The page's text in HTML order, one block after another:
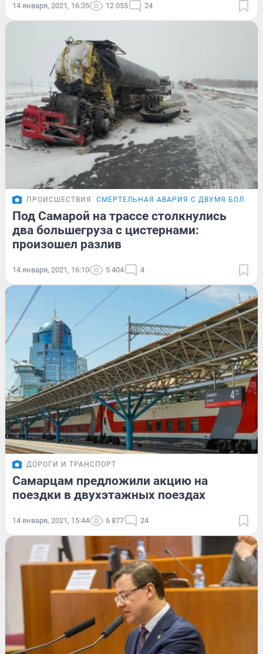
14 января, 2021, 16:35 12 055 24
ПРОИСШЕСТВИЯ СМЕРТЕЛЬНАЯ АВАРИЯ С ДВУМЯ
Под Самарой на трассе столкнулись
два большегруза с цистернами:
произошел разлив
14 января, 2021, 16:10 5 404 4
ДОРОГИ И ТРАНСПОРТ
Самарцам предложили акцию на
поездки в двухэтажных поездах
14 января, 2021, 15:44 6 877 24